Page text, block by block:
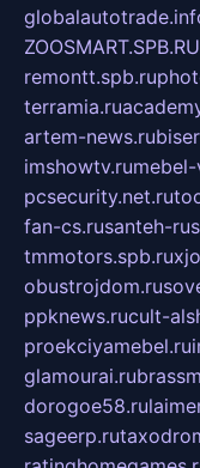
ZOOSMART.SPB.RU
remontt.spb.ru
terramia.ru
artem-news.ru
imshowtv.ru
pcsecurity.net.ru
fan-cs.rusanteh-
tmmotors.spb.ru
obustrojdom.ru
ppknews.rucult-
proekciyamebel.ru
glamourai.ru
dorogoe58.ru
sageerp.ru